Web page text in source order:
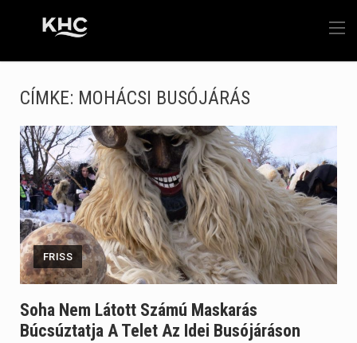
CÍMKE: MOHÁCSI BUSÓJÁRÁS
FRISS
Soha Nem Látott Számú Maskarás
Búcsúztatja A Telet Az Idei Busójáráson